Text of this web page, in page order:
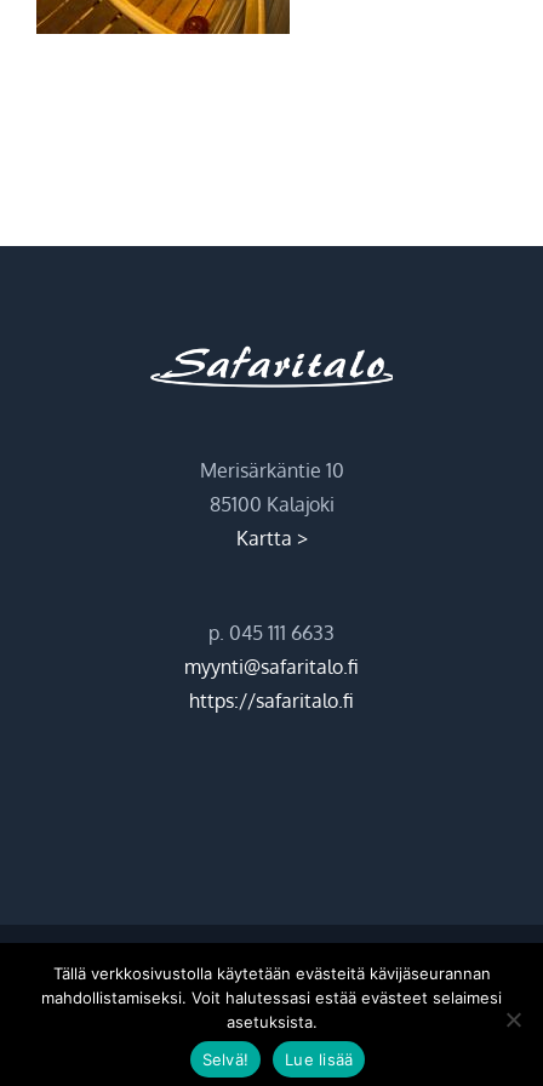
Merisärkäntie 10
85100 Kalajoki
Kartta >
p. 045 111 6633
myynti@safaritalo.fi
https://safaritalo.fi
©2026 Hiekkasärkkien ohjelmapalvelut Oy |Donetti
FacebookInstagram
Tällä verkkosivustolla käytetään evästeitä kävijäseurannan
mahdollistamiseksi. Voit halutessasi estää evästeet selaimesi
asetuksista.
Selvä!
Lue lisää